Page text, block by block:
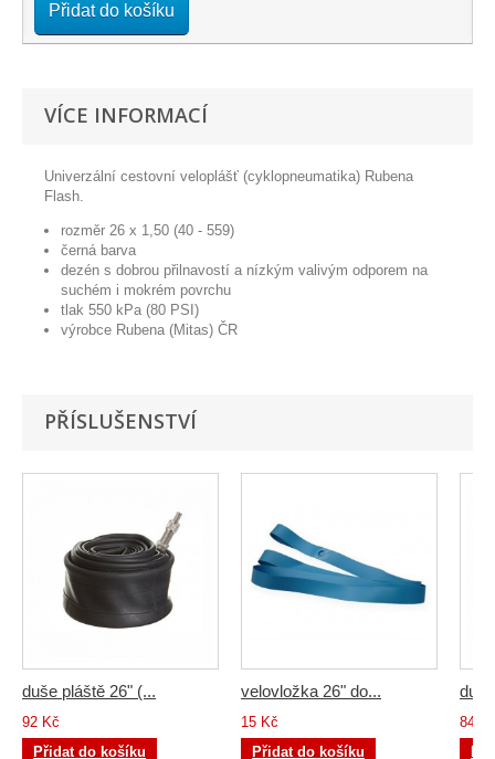
Přidat do košíku
VÍCE INFORMACÍ
Univerzální cestovní veloplášť (cyklopneumatika) Rubena
Flash.
rozměr 26 x 1,50 (40 - 559)
černá barva
dezén s dobrou přilnavostí a nízkým valivým odporem na
suchém i mokrém povrchu
tlak 550 kPa (80 PSI)
výrobce Rubena (Mitas) ČR
PŘÍSLUŠENSTVÍ
duše pláště 26" (...
92 Kč
Přidat do košíku
velovložka 26" do...
15 Kč
Přidat do košíku
84